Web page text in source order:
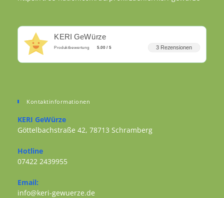
KERI GeWürze
Produktbewertung 5.00 / 5 3 Rezensionen
Kontaktinformationen
KERI GeWürze
Göttelbachstraße 42, 78713 Schramberg
Hotline
07422 2439955
Email:
info@keri-gewuerze.de